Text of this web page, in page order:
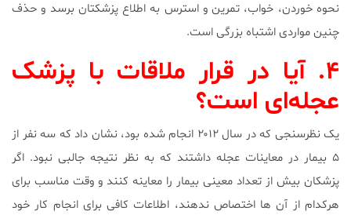
نحوه خوردن، خواب، تمرین و استرس به اطلاع پزشکتان برسد و حذف
چنین مواردی اشتباه بزرگی است.
۴. آیا در قرار ملاقات با پزشک
عجله‌ای است؟
یک نظرسنجی که در سال ۲۰۱۲ انجام شده بود، نشان داد که سه نفر از
۵ بیمار در معاینات عجله داشتند که به نظر نتیجه جالبی نبود. اگر
پزشکان بیش از تعداد معینی بیمار را معاینه کنند و وقت مناسب برای
هرکدام از آن ها اختصاص ندهند، اطلاعات کافی برای انجام کار خود